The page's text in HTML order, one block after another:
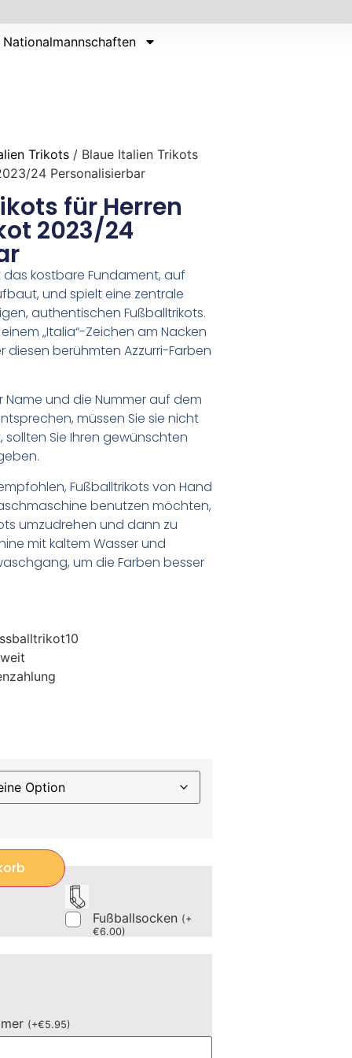
Nationalmannschaften
Trikots / Blaue Italien Trikots
24 Personalisierbar
für Herren
2023/24
das kostbare Fundament, auf
und spielt eine zentrale
authentischen Fußballtrikots.
„Italia“-Zeichen am Nacken
diesen berühmten Azzurri-Farben
Name und die Nummer auf dem
müssen Sie sie nicht
Sie Ihren gewünschten
Fußballtrikots von Hand
benutzen möchten,
umzudrehen und dann zu
mit kaltem Wasser und
um die Farben besser
Fußballsocken (+
€6.00)
(+€5.95)